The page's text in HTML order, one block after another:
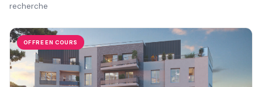
recherche
OFFRE EN COURS